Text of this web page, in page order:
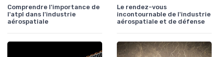
Comprendre l'importance de
l'atpl dans l'industrie
aérospatiale
Le rendez-vous
incontournable de l'industrie
aérospatiale et de défense